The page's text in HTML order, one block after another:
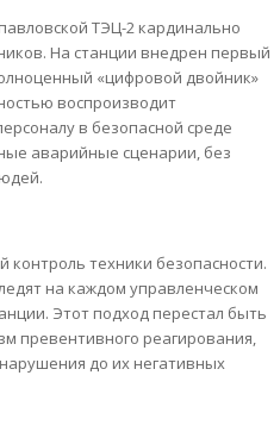
ТЭЦ-2 кардинально
На станции внедрен первый
«цифровой двойник»
воспроизводит
в безопасной среде
аварийные сценарии, без
контроль техники безопасности.
на каждом управленческом
Этот подход перестал быть
превентивного реагирования,
до их негативных